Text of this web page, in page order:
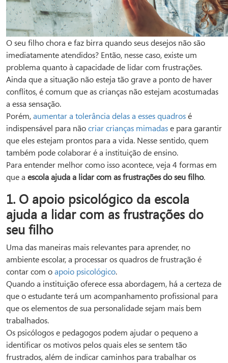
O seu filho chora e faz birra quando seus desejos não são
imediatamente atendidos? Então, nesse caso, existe um
problema quanto à capacidade de lidar com frustrações.
Ainda que a situação não esteja tão grave a ponto de haver
conflitos, é comum que as crianças não estejam acostumadas
a essa sensação.
Porém,aumentar a tolerância delas a esses quadrosé
indispensável para nãocriar crianças mimadase para garantir
que eles estejam prontos para a vida. Nesse sentido, quem
também pode colaborar é a instituição de ensino.
Para entender melhor como isso acontece, veja 4 formas em
que a escola ajuda a lidar com as frustrações do seu filho.
1. O apoio psicológico da escola
ajuda a lidar com as frustrações do
seu filho
Uma das maneiras mais relevantes para aprender, no
ambiente escolar, a processar os quadros de frustração é
contar com oapoio psicológico.
Quando a instituição oferece essa abordagem, há a certeza de
que o estudante terá um acompanhamento profissional para
que os elementos de sua personalidade sejam mais bem
trabalhados.
Os psicólogos e pedagogos podem ajudar o pequeno a
identificar os motivos pelos quais eles se sentem tão
frustrados, além de indicar caminhos para trabalhar os